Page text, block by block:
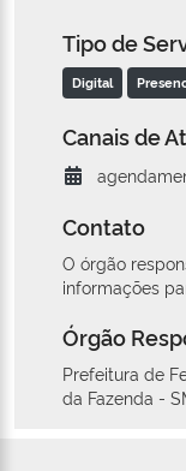
Tipo de
Digital
Canais de
Contato
O órgão
informações
Órgão
Prefeitura de
da Fazenda -